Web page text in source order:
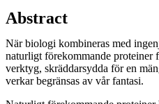
Abstract
När biologi kombineras med
naturligt förekommande proteiner
verktyg, skräddarsydda för en
verkar begränsas av vår fantasi.